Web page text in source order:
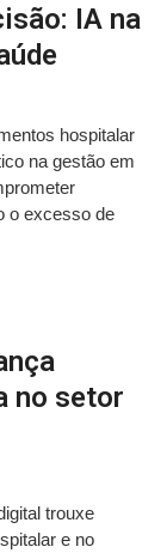
IA na
hospitalar
na gestão em
o excesso de
no setor
trouxe
e no